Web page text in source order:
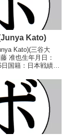
Kato)
Kato)(三谷大
准也生年月日：
国籍：日本戦績：
東日本ライトフラ
戦歴】
○2RTKO タジ...